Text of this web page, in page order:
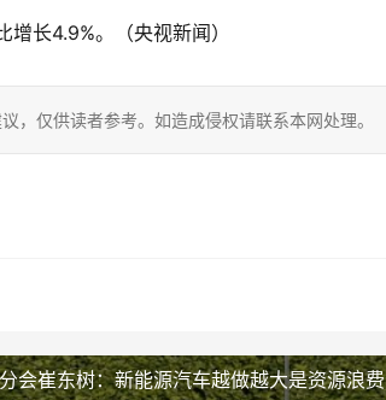
长4.9%。（央视新闻）
，仅供读者参考。如造成侵权请联系本网处理。
会崔东树：新能源汽车越做越大是资源浪费